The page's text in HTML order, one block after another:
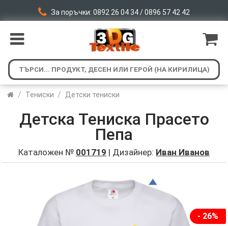
За поръчки: 0892 26 04 34 / 0896 57 42 42
/ Тениски / Детски тениски
Детска Тениска Прасето
Пепа
Каталожен № 001719 | Дизайнер: Иван Иванов
- 26%